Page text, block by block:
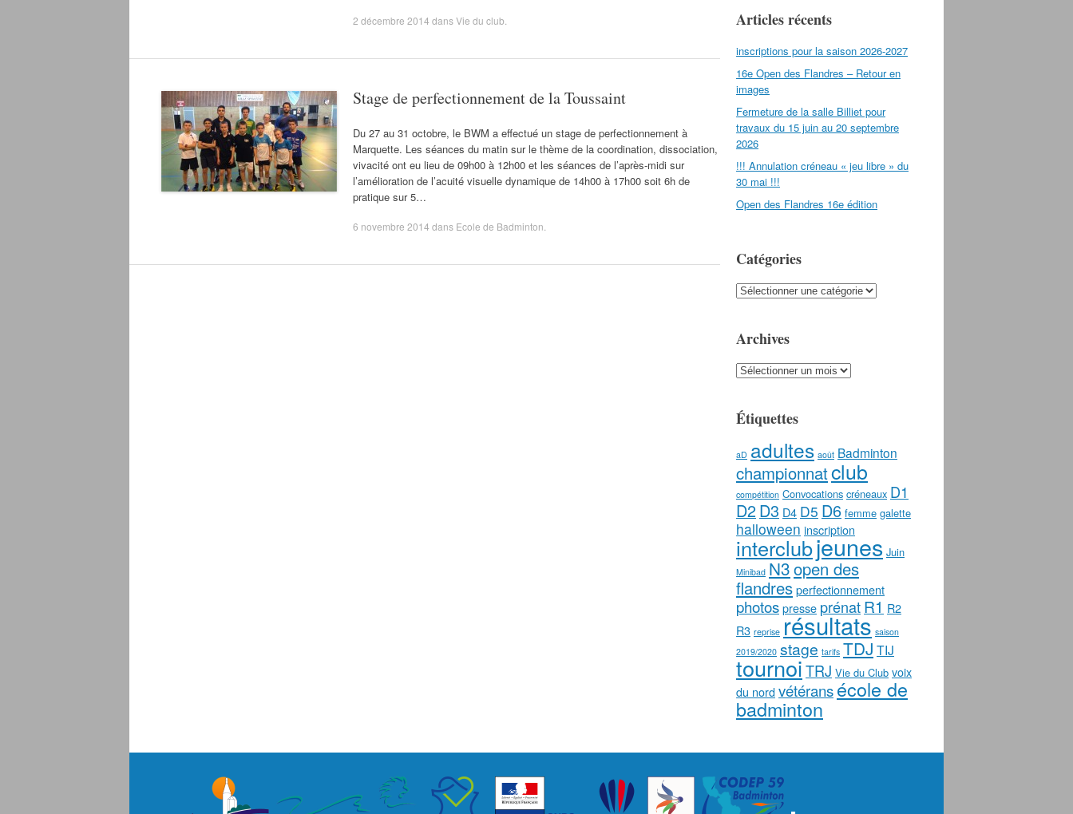
2 décembre 2014 dansVie du club
Stage de perfectionnement de la Toussaint
Du 27 au 31 octobre, le BWM a effectué un stage de perfectionnement à
Marquette. Les séances du matin sur le thème de la coordination, dissociation,
vivacité ont eu lieu de 09h00 à 12h00 et les séances de l’après-midi sur
l’amélioration de l’acuité visuelle dynamique de 14h00 à 17h00 soit 6h de
pratique sur 5…
6 novembre 2014 dans Ecole de Badminton
Articles récents
inscriptions pour la saison 2026-2027
16e Open des Flandres – Retour en
images
Fermeture de la salle Billiet pour
travaux du 15 juin au 20 septembre
2026
!!! Annulation créneau « jeu libre » du
30 mai !!!
Open des Flandres 16e édition
Catégories
Catégories
Archives
Archives
Étiquettes
aD adultes août Badminton
championnatclub
compétition Convocations créneaux D1
D2 D3 D4 D5 D6 femme galette
halloween inscription
interclubjeunes Juin
Minibad N3open des
flandresperfectionnement
photospresse prénatR1 R2
R3 reprise résultats saison
2019/2020 stage tarifs TDJ TIJ
tournoiTRJ Vie du Club voix
du nordvétéransécole de
badminton